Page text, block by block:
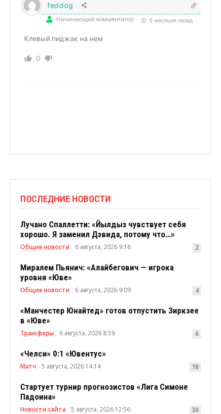
feddog
Начинающий комментатор 5 месяцев назад
Клевый пиджак на нем
0
ПОСЛЕДНИЕ НОВОСТИ
Лучано Спаллетти: «Йылдыз чувствует себя
хорошо. Я заменил Дэвида, потому что…»
Общие новости 6 августа, 2026 9:18 2
Миралем Пьянич: «Алайбегович — игрока
уровня «Юве»
Общие новости 6 августа, 2026 9:09 4
«Манчестер Юнайтед» готов отпустить Зиркзее
в «Юве»
Трансферы 6 августа, 2026 8:59 6
«Челси» 0:1 «Ювентус»
Матч 5 августа, 2026 14:14 18
Стартует турнир прогнозистов «Лига Симоне
Падоина»
Новости сайта 5 августа, 2026 12:56 30